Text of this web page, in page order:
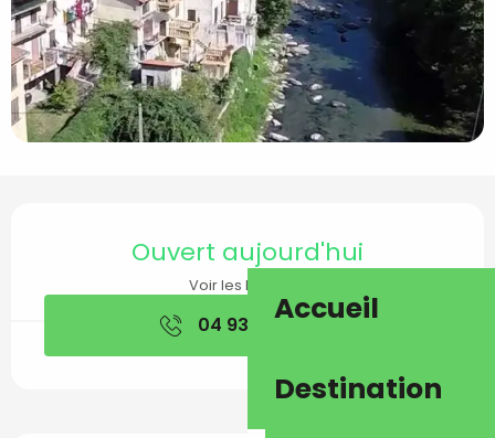
Accueil
Destination
Ouverture et
Ouvert aujourd'hui
Voir les horaires
04 93 54 74 ▒▒